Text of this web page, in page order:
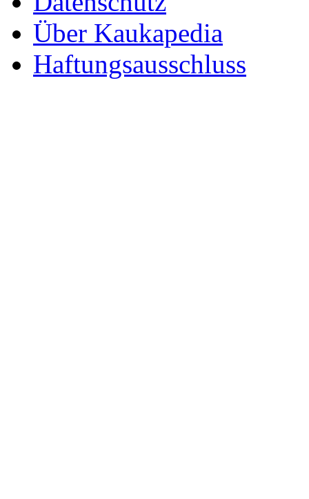
Über Kaukapedia
Haftungsausschluss